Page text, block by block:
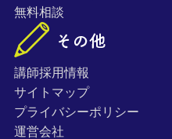
無料相談
講師採用情報
サイトマップ
プライバシーポリシー
運営会社